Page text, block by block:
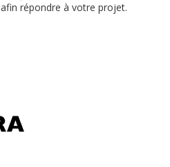
afin répondre à votre projet.